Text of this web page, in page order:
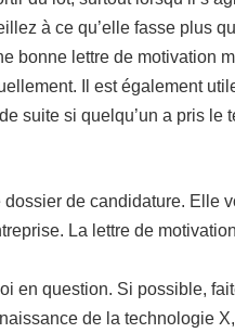
à ce qu’elle fasse plus
bonne lettre de
Il est également
suite si quelqu’un a pris le
de candidature.
La lettre de
en question. Si possible,
de la technologie